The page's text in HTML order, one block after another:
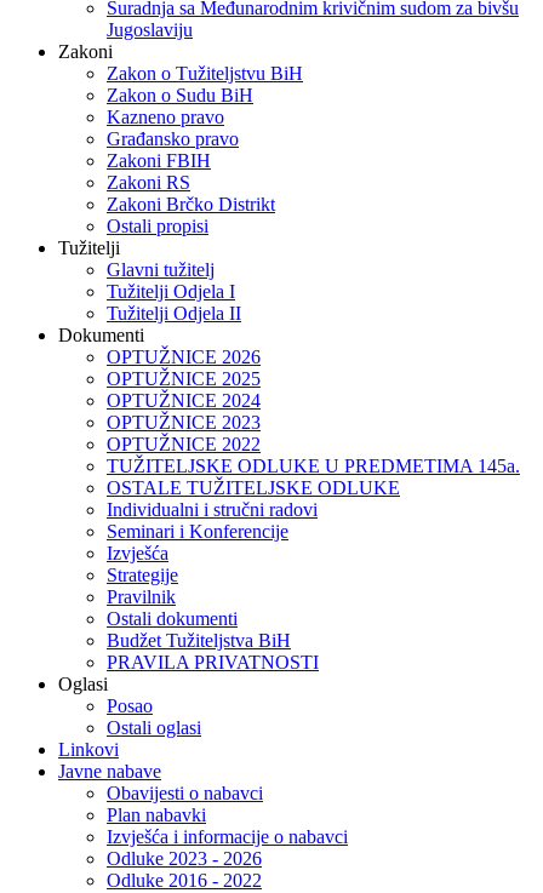
Suradnja sa Međunarodnim krivičnim sudom za bivšu
Jugoslaviju
Zakoni
Zakon o Тužiteljstvu BiH
Zakon o Sudu BiH
Kazneno pravo
Građansko pravo
Zakoni FBIH
Zakoni RS
Zakoni Brčko Distrikt
Ostali propisi
Tužitelji
Glavni tužitelj
Tužitelji Odjela I
Tužitelji Odjela II
Dokumenti
OPTUŽNICE 2026
OPTUŽNICE 2025
OPTUŽNICE 2024
OPTUŽNICE 2023
OPTUŽNICE 2022
TUŽITELJSKE ODLUKE U PREDMETIMA 145a.
OSTALE TUŽITELJSKE ODLUKE
Individualni i stručni radovi
Seminari i Konferencije
Izvješća
Strategije
Pravilnik
Ostali dokumenti
Budžet Tužiteljstva BiH
PRAVILA PRIVATNOSTI
Oglasi
Posao
Ostali oglasi
Linkovi
Javne nabave
Obavijesti o nabavci
Plan nabavki
Izvješća i informacije o nabavci
Odluke 2023 - 2026
Odluke 2016 - 2022